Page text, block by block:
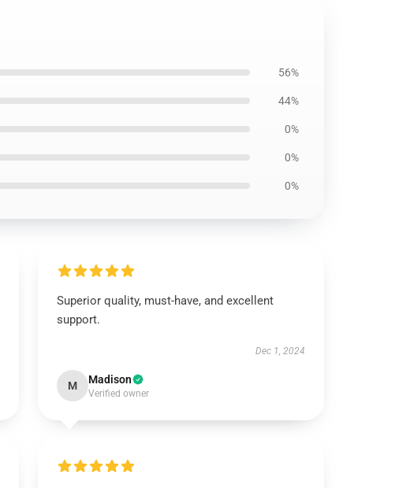
56%
44%
0%
0%
0%
Superior quality, must-have, and excellent
support.
Dec 1, 2024
M Madison
Verified owner